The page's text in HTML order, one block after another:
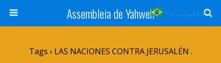
Assembleia de Yahweh
Tags › LAS NACIONES CONTRA JERUSALÉN .
Portuguese ▼